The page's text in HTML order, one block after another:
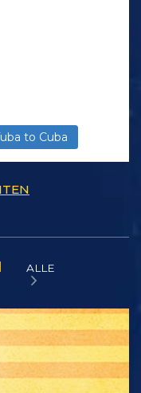
to Cuba
ALLE